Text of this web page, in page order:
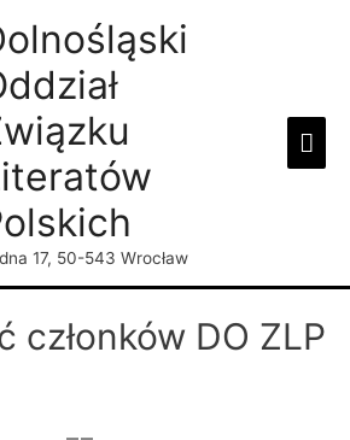
17, 50-543 Wrocław
członków DO ZLP